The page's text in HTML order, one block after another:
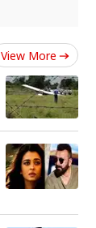
View More